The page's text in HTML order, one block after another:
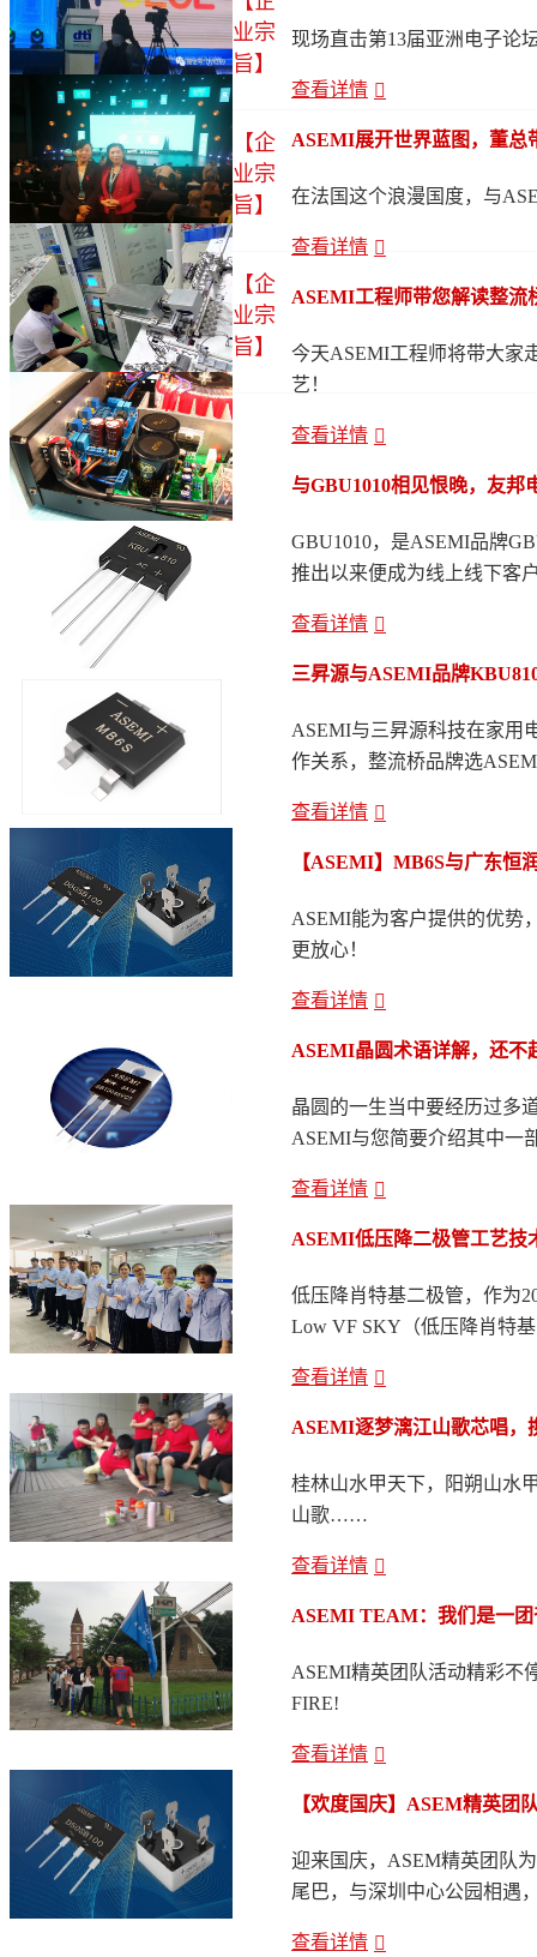
现场直击第13届亚洲电子论
查看详情
ASEMI展开世界蓝图，董总
在法国这个浪漫国度，与
查看详情
ASEMI工程师带您解读整流
今天ASEMI工程师将带大家
艺！
查看详情
与GBU1010相见恨晚，友邦
GBU1010，是ASEMI品牌
推出以来便成为线上线下客
查看详情
三昇源与ASEMI品牌
ASEMI与三昇源科技在家用
作关系，整流桥品牌选
查看详情
【ASEMI】MB6S与广东恒
ASEMI能为客户提供的优势
更放心！
查看详情
业宗
旨】
ASEMI晶圆术语详解，还不
晶圆的一生当中要经历过多
ASEMI与您简要介绍其中一
查看详情
ASEMI低压降二极管工艺技
低压降肖特基二极管，作为
Low VF SKY（低压降肖特
查看详情
【企
业宗
旨】
ASEMI逐梦漓江山歌芯唱，
桂林山水甲天下，阳朔山水
山歌……
查看详情
ASEMI TEAM：我们是一团
ASEMI精英团队活动精彩不
FIRE!
查看详情
【欢度国庆】ASEM精英团
迎来国庆，ASEM精英团队
尾巴，与深圳中心公园相遇
查看详情
【企
业宗
旨】